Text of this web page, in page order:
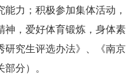
力；积极参加集体活动，
神，爱好体育锻炼，身体素
研究生评选办法》、《南京
分）。